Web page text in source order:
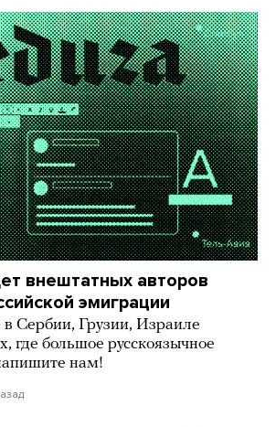
внештатных авторов
эмиграции
Сербии, Грузии, Израиле
где большое русскоязычное
нам!